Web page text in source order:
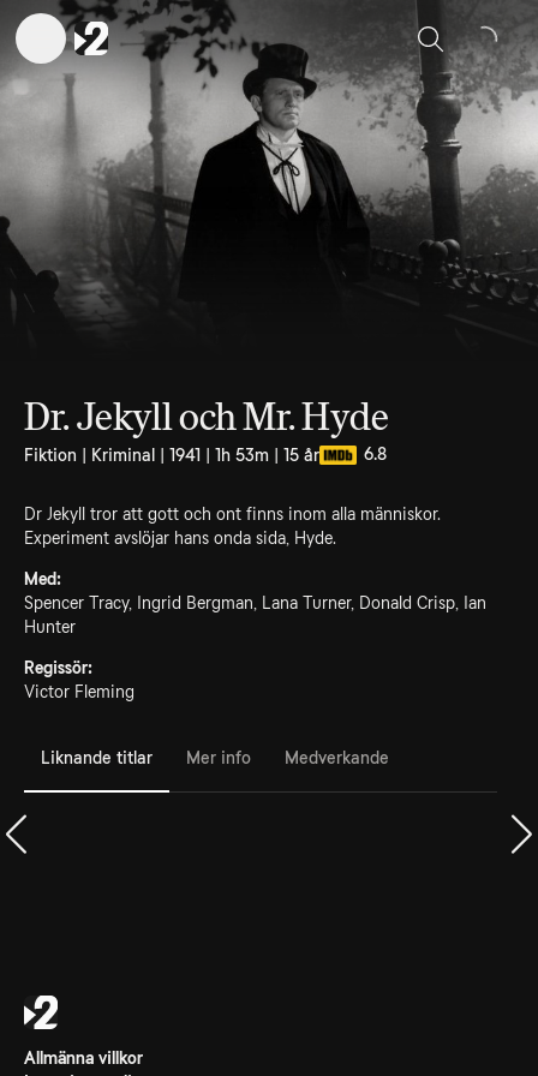
Sök
Dr. Jekyll och Mr. Hyde
Fiktion | Kriminal | 1941 | 1h 53m | 15 år 6.8
Dr Jekyll tror att gott och ont finns inom alla människor.
Experiment avslöjar hans onda sida, Hyde.
Med:
Spencer Tracy, Ingrid Bergman, Lana Turner, Donald Crisp, Ian
Hunter
Regissör:
Victor Fleming
Liknande titlar Mer info Medverkande
Allmänna villkor